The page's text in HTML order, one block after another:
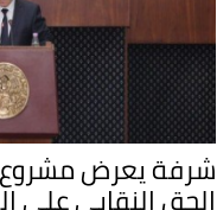
شرفة يعرض